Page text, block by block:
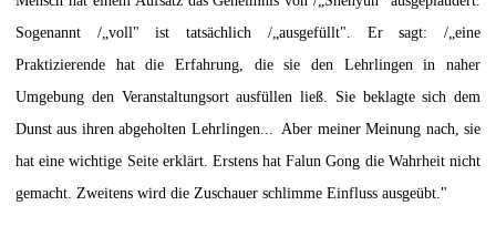
Sogenannt /„voll" ist tatsächlich /„ausgefüllt". Er sagt: /„eine
Praktizierende hat die Erfahrung, die sie den Lehrlingen in naher
Umgebung den Veranstaltungsort ausfüllen ließ. Sie beklagte sich dem
Dunst aus ihren abgeholten Lehrlingen... Aber meiner Meinung nach, sie
hat eine wichtige Seite erklärt. Erstens hat Falun Gong die Wahrheit nicht
gemacht. Zweitens wird die Zuschauer schlimme Einfluss ausgeübt."